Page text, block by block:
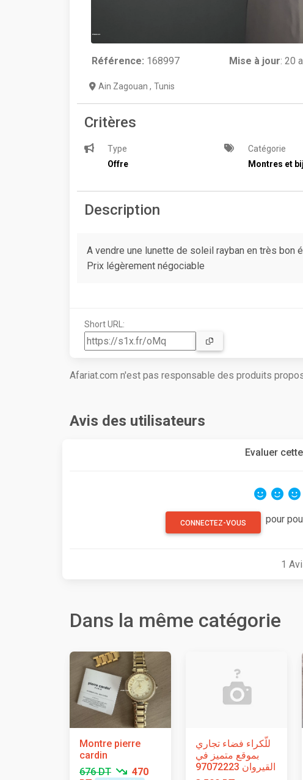
Référence: 168997 Mise à jour:20
Ain Zagouan , Tunis
Critères
Type
Offre
Catégorie
Montres et
Description
A vendre une lunette de soleil rayban en très bon
Prix légèrement négociable
Short URL:
Afariat.com n'est pas responsable des produits
Avis des utilisateurs
Evaluer
CONNECTEZ-VOUS pour
1
Dans la même catégorie
Montre pierre
cardin
676 DT
470
للّكراء فضاء تجاري
بموقع متميز في
القيروان 97072223